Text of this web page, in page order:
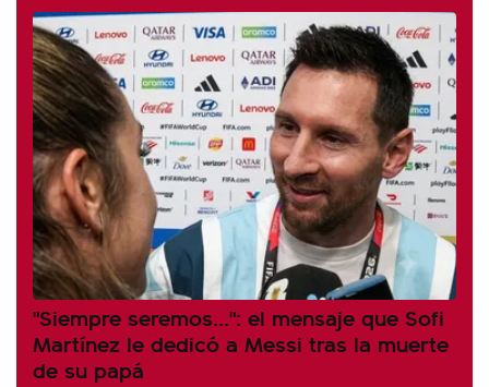
"Siempre seremos...": el mensaje que Sofi
Martínez le dedicó a Messi tras la muerte
de su papá